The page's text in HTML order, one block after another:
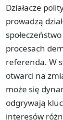
Działacze
prowadzą
procesach
referenda. W
otwarci na
może się
odgrywają
interesów